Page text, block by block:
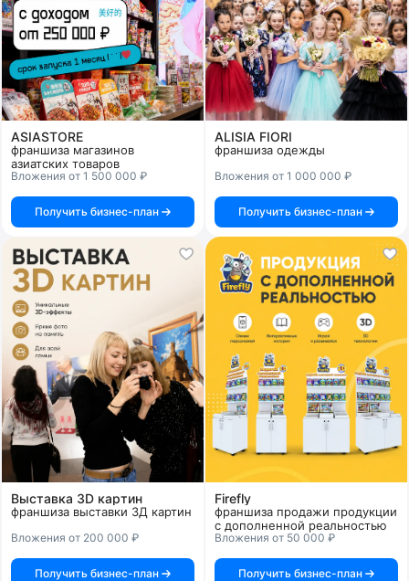
ASIASTORE
франшиза магазинов
азиатских товаров
Вложения от 1 500 000 ₽
Получить бизнес-план
ALISIA FIORI
франшиза одежды
Вложения от 1 000 000 ₽
Получить бизнес-план
Выставка 3D картин
франшиза выставки 3Д картин
Вложения от 200 000 ₽
Получить бизнес-план
Firefly
франшиза продажи продукции
с дополненной реальностью
Вложения от 50 000 ₽
Получить бизнес-план